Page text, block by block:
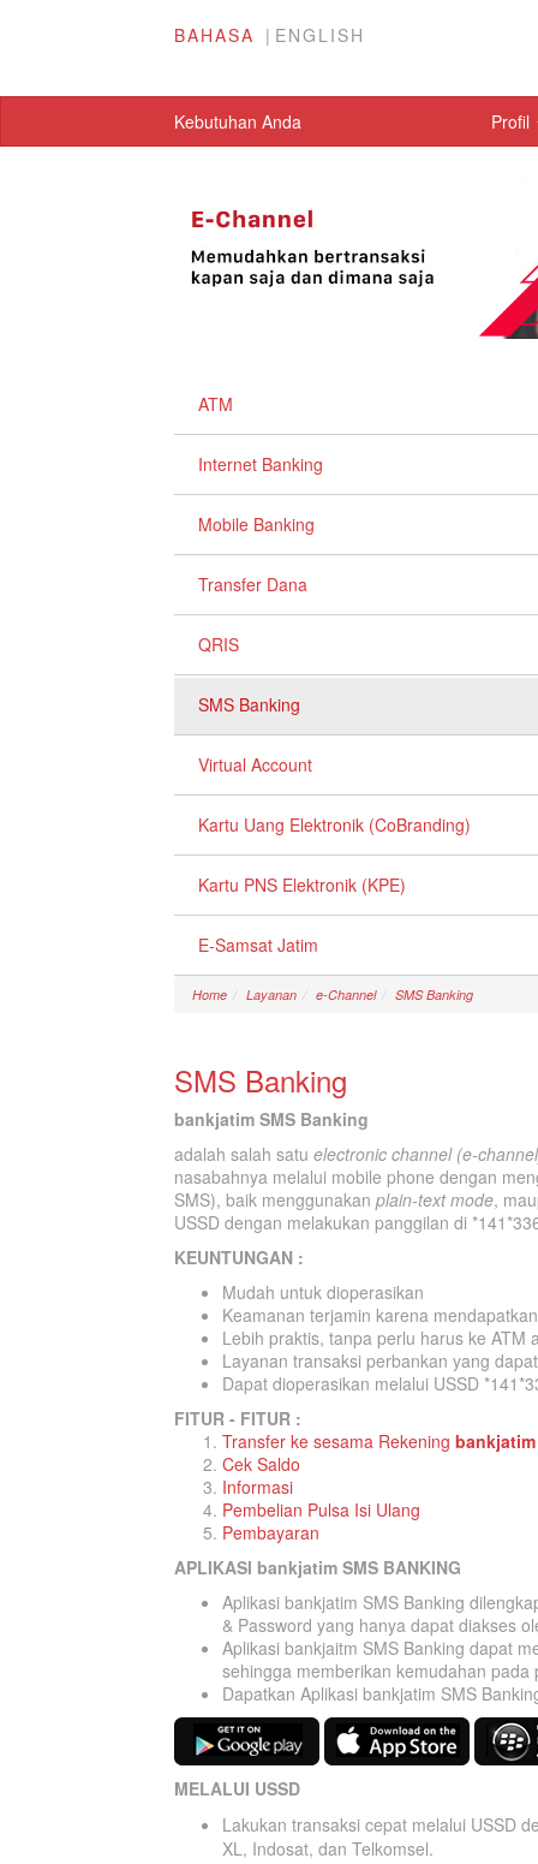
BAHASA ENGLISH
Kebutuhan Anda Profil
ATM
Internet Banking
Mobile Banking
Transfer Dana
QRIS
SMS Banking
Virtual Account
Kartu Uang Elektronik (CoBranding)
Kartu PNS Elektronik (KPE)
E-Samsat Jatim
Home Layanan e-Channel SMS Banking
SMS Banking
bankjatim SMS Banking
adalah salah satu electronic channel (e-
nasabahnya melalui mobile phone dengan
SMS), baik menggunakan plain-text mode,
USSD dengan melakukan panggilan di
KEUNTUNGAN :
Mudah untuk dioperasikan
Keamanan terjamin karena
Lebih praktis, tanpa perlu harus ke ATM
Layanan transaksi perbankan yang
Dapat dioperasikan melalui USSD
FITUR - FITUR :
Transfer ke sesama Rekening bankjatim
Cek Saldo
Informasi
Pembelian Pulsa Isi Ulang
Pembayaran
APLIKASI bankjatim SMS BANKING
Aplikasi bankjatim SMS Banking
& Password yang hanya dapat diakses
Aplikasi bankjaitm SMS Banking dapat
sehingga memberikan kemudahan
Dapatkan Aplikasi bankjatim SMS
MELALUI USSD
Lakukan transaksi cepat melalui USSD
XL, Indosat, dan Telkomsel.